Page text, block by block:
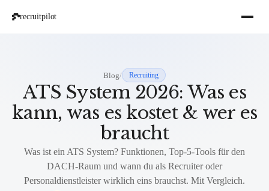
recruitpilot
Blog/ Recruiting
ATS System 2026: Was es
kann, was es kostet & wer es
braucht
Was ist ein ATS System? Funktionen, Top-5-Tools für den
DACH-Raum und wann du als Recruiter oder
Personaldienstleister wirklich eins brauchst. Mit Vergleich.